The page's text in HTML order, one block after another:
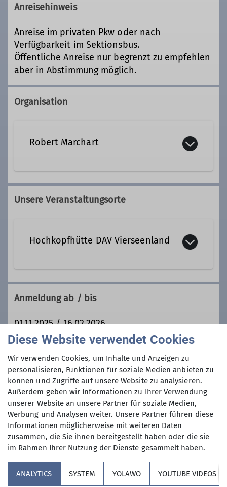
Anreisehinweis
Anreise im privaten Pkw oder nach
Verfügbarkeit im Sektionsbus.
Öffentliche Anreise nur begrenzt zu empfehlen
aber in Abstimmung möglich.
Organisation
Robert Marchart
robert.marchart@dav-
vierseenland.de
Qualifikationen
Ämter
Schriftführer*in
Unsere Veranstaltungsorte
Hochkopfhütte DAV Vierseenland
Anmeldung ab / bis
01.11.2025 / 16.02.2026
Preis
Übernachtungskosten und Getränkekosten auf
der Hochkopfhütte entsprechend den
aktuellen Preislisten
Maximale Teilnehmeranzahl
12
Diese Website verwendet Cookies
Wir verwenden Cookies, um Inhalte und Anzeigen zu
personalisieren, Funktionen für soziale Medien anbieten zu
können und Zugriffe auf unsere Website zu analysieren.
Außerdem geben wir Informationen zu Ihrer Verwendung
unserer Website an unsere Partner für soziale Medien,
Werbung und Analysen weiter. Unsere Partner führen diese
Informationen möglicherweise mit weiteren Daten
zusammen, die Sie ihnen bereitgestellt haben oder die sie
im Rahmen Ihrer Nutzung der Dienste gesammelt haben.
ANALYTICS SYSTEM YOLAWO YOUTUBE VIDEOS